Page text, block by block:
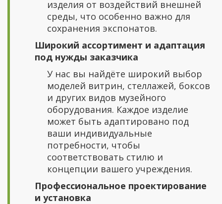
изделия от воздействий внешней
среды, что особенно важно для
сохранения экспонатов.
Широкий ассортимент и адаптация
под нужды заказчика
У нас вы найдёте широкий выбор
моделей витрин, стеллажей, боксов
и других видов музейного
оборудования. Каждое изделие
может быть адаптировано под
ваши индивидуальные
потребности, чтобы
соответствовать стилю и
концепции вашего учреждения.
Профессиональное проектирование
и установка